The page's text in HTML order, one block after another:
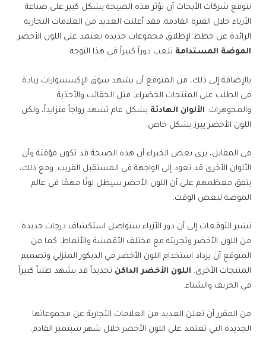
تتوقع شركات الأبحاث أن تؤثر هذه الصيحة بشكل كبير على صناعة
الأزياء خلال الفترة القادمة. فقد أعلنت العديد من العلامات التجارية
الرائدة عن خطط لإطلاق مجموعات جديدة تعتمد على اللون الأخضر.
الموضة المستدامة تلعب دوراً كبيراً في هذا التوجه.
بالإضافة إلى ذلك، من المتوقع أن يشهد سوق الإكسسوارات زيادة
في الطلب على المنتجات الخضراء، مثل الحقائب والأحذية
والمجوهرات. الألوان الهادئة بشكل عام تشهد رواجاً متزايداً، ولكن
اللون الأخضر يبرز بشكل خاص.
في المقابل، يرى بعض الخبراء أن هذه الصيحة قد تكون مؤقتة وأن
الألوان الأخرى قد تعود إلى الواجهة في المستقبل القريب. ومع ذلك،
يتفق معظمهم على أن اللون الأخضر سيظل لونًا مهمًا في عالم
الموضة لبعض الوقت.
تشير التوقعات إلى أن دور الأزياء ستواصل استكشاف درجات جديدة
من اللون الأخضر وتجربته مع مختلف الأقمشة والأنماط. كما من
المتوقع أن يزداد استخدام اللون الأخضر في الديكور المنزلي وتصميم
المنتجات الأخرى. اللون الأخضر الداكن تحديداً قد يشهد طلباً كبيراً
في الخريف والشتاء.
من المقرر أن تعلن العديد من العلامات التجارية عن مجموعاتها
الجديدة التي تعتمد على اللون الأخضر خلال شهر سبتمبر القادم.